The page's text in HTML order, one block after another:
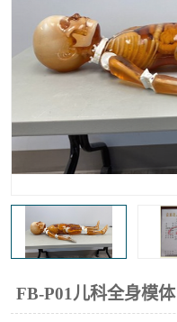
FB-P01儿科全身模体
输液泵分析仪